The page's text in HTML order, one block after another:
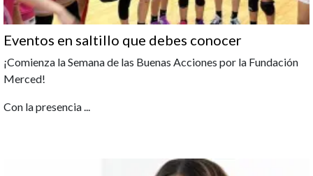
Eventos en saltillo que debes conocer
¡Comienza la Semana de las Buenas Acciones por la Fundación
Merced!
Con la presencia